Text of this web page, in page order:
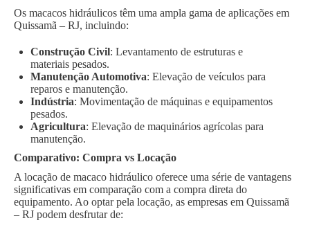
Os macacos hidráulicos têm uma ampla gama de aplicações em
Quissamã – RJ, incluindo:
Construção Civil: Levantamento de estruturas e
materiais pesados.
Manutenção Automotiva: Elevação de veículos para
reparos e manutenção.
Indústria: Movimentação de máquinas e equipamentos
pesados.
Agricultura: Elevação de maquinários agrícolas para
manutenção.
Comparativo: Compra vs Locação
A locação de macaco hidráulico oferece uma série de vantagens
significativas em comparação com a compra direta do
equipamento. Ao optar pela locação, as empresas em Quissamã
– RJ podem desfrutar de: